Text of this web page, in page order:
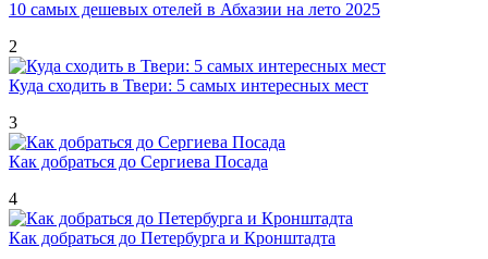
10 самых дешевых отелей в Абхазии на лето 2025
2
Куда сходить в Твери: 5 самых интересных мест
3
Как добраться до Сергиева Посада
4
Как добраться до Петербурга и Кронштадта